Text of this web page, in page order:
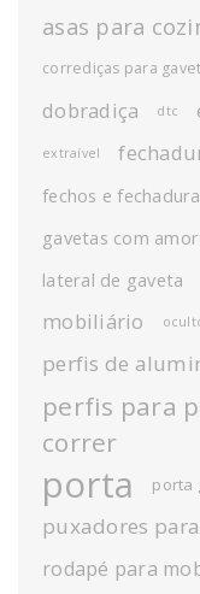
asas para
corrediças para
dobradiça dtc
extraível
fechos e
gavetas com
lateral de gaveta
mobiliário
perfis de
perfis para
correr
porta porta
puxadores
rodapé para